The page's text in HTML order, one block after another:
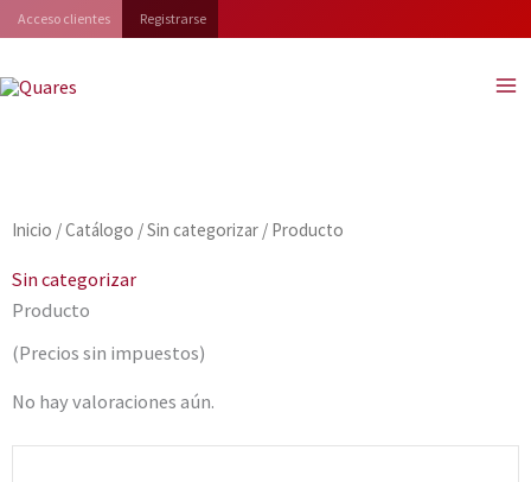
al
contenido
Acceso clientes Registrarse
Inicio /Catálogo /Sin categorizar / Producto
Sin categorizar
Producto
(Precios sin impuestos)
No hay valoraciones aún.